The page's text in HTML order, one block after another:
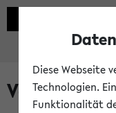
Verlauf
Diese Webseite
Technologien.
Funktionalität